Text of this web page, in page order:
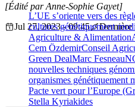
L’UE s’oriente vers des
cultures génétiquement
[Édité par Anne-Sophie Gayet]
Jul 27, 2023 - 09:45
Dernière
Agriculture & Alimentation
Cem ÖzdemirConseil
Green DealMarc Fesneau
nouvelles techniques
organismes génétiquement
Pacte vert pour l’Europe
Stella Kyriakides